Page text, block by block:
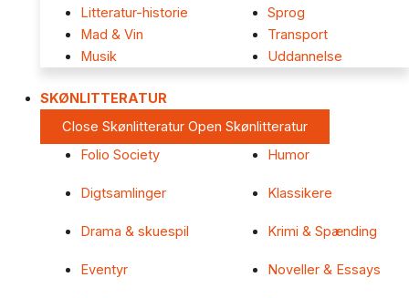
Litteratur-historie
Mad & Vin
Musik
Sprog
Transport
Uddannelse
SKØNLITTERATUR
Close Skønlitteratur Open Skønlitteratur
Folio Society
Digtsamlinger
Drama & skuespil
Eventyr
Humor
Klassikere
Krimi & Spænding
Noveller & Essays